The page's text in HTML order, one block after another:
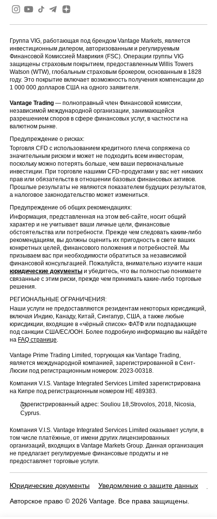
Группа VIG, работающая под брендом Vantage Markets, является
инвестиционным дилером, авторизованным и регулируемым
Финансовой Комиссией Маврикия (FSC). Операции группы VIG
защищены страховым покрытием, предоставленным Willis Towers
Watson (WTW), глобальным страховым брокером, основанным в 1828
году. Это покрытие включает возможность получения компенсации до
1 000 000 долларов США на одного заявителя.
Vantage Trading — полноправный член Финансовой комиссии,
независимой международной организации, занимающейся
разрешением споров в сфере финансовых услуг, в частности на
валютном рынке.
Предупреждение о рисках:
Торговля CFD с использованием кредитного плеча сопряжена со
значительным риском и может не подходить всем инвесторам,
поскольку можно потерять больше, чем ваши первоначальные
инвестиции. При торговле нашими CFD-продуктами у вас нет никаких
прав или обязательств в отношении базовых финансовых активов.
Прошлые результаты не являются показателем будущих результатов,
а налоговое законодательство может измениться.
Предупреждение об общих рекомендациях:
Информация, представленная на этом веб-сайте, носит общий
характер и не учитывает ваши личные цели, финансовые
обстоятельства или потребности. Прежде чем следовать каким-либо
рекомендациям, вы должны оценить их пригодность в свете ваших
конкретных целей, финансового положения и потребностей. Мы
призываем вас при необходимости обратиться за независимой
финансовой консультацией. Пожалуйста, внимательно изучите наши
юридические документы и убедитесь, что вы полностью понимаете
связанные с этим риски, прежде чем принимать какие-либо торговые
решения.
РЕГИОНАЛЬНЫЕ ОГРАНИЧЕНИЯ:
Наши услуги не предоставляются резидентам некоторых юрисдикций,
включая Индию, Канаду, Китай, Сингапур, США, а также любые
юрисдикции, входящие в «чёрный список» ФАТФ или подпадающие
под санкции США/ЕС/ООН. Более подробную информацию вы найдёте
на FAQ странице.
Vantage Prime Trading Limited, торгующая как Vantage Trading,
является международной компанией, зарегистрированной в Сент-
Люсии под регистрационным номером: 2023-00318.
Компания V.I.S. Vantage Integrated Services Limited зарегистрирована
на Кипре под регистрационным номером HE 489383.
Зарегистрированный адрес: Souliou 18,Strovolos, 2018, Nicosia,
Cyprus.
Компания V.I.S. Vantage Integrated Services Limited оказывает услуги, в
том числе платёжные, от имени других лицензированных
организаций, входящих в Vantage Markets Group. Данная организация
не предлагает регулируемые финансовые продукты и не
предоставляет торговые услуги.
Юридические документы Уведомление о защите данных
Авторское право © 2026 Vantage. Все права защищены.